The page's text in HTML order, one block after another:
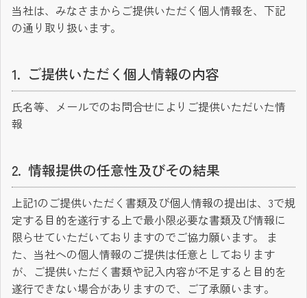
当社は、みなさまからご提供いただく個人情報を、下記
の通り取り扱います。
ご提供いただく個人情報の内容
氏名等、メールでのお問合せによりご提供いただいた情
報
情報提供の任意性及びその結果
上記1のご提供いただく書類及び個人情報の提出は、3で規
定する目的を遂行する上で最小限必要な書類及び情報に
限らせていただいておりますのでご協力願います。 ま
た、当社への個人情報のご提供は任意としております
が、ご提供いただく書類や記入内容が不足すると目的を
遂行できない場合がありますので、ご了承願います。